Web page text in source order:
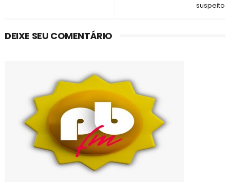
suspeito
DEIXE SEU COMENTÁRIO